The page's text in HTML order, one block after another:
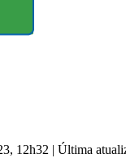
12h32 | Última